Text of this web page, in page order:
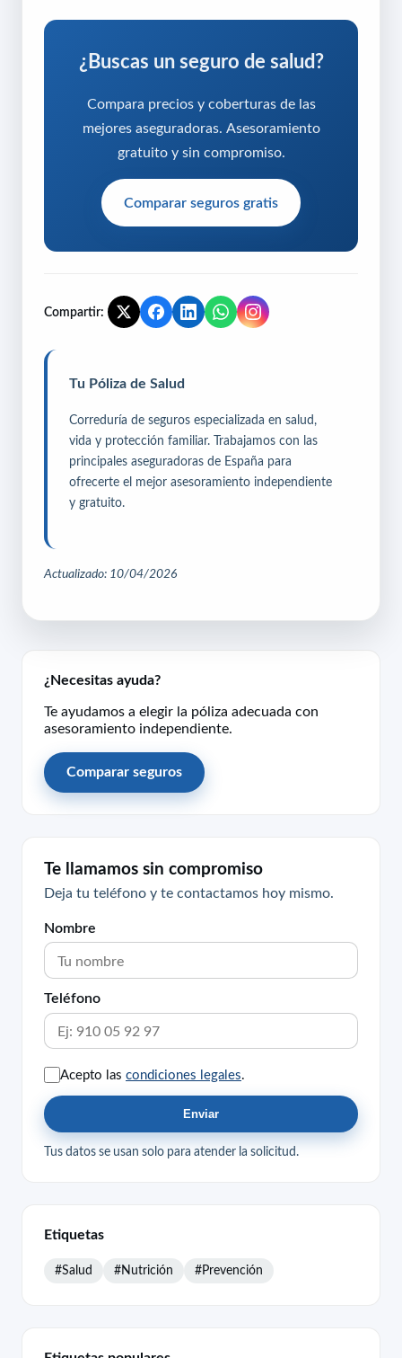
¿Buscas un seguro de salud?
Compara precios y coberturas de las
mejores aseguradoras. Asesoramiento
gratuito y sin compromiso.
Comparar seguros gratis
Compartir:
Tu Póliza de Salud
Correduría de seguros especializada en salud,
vida y protección familiar. Trabajamos con las
principales aseguradoras de España para
ofrecerte el mejor asesoramiento independiente
y gratuito.
Actualizado: 10/04/2026
¿Necesitas ayuda?
Te ayudamos a elegir la póliza adecuada con
asesoramiento independiente.
Comparar seguros
Te llamamos sin compromiso
Deja tu teléfono y te contactamos hoy mismo.
Nombre
Teléfono
Acepto las condiciones legales
Enviar
Tus datos se usan solo para atender la solicitud.
Etiquetas
#Salud #Nutrición #Prevención